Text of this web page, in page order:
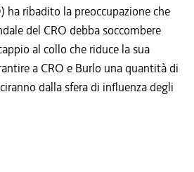
ha ribadito la preoccupazione che
del CRO debba soccombere
al collo che riduce la sua
a CRO e Burlo una quantità di
dalla sfera di influenza degli